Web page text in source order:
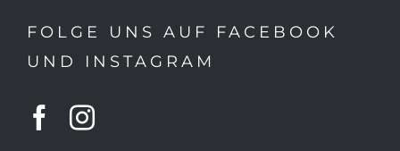
FOLGE UNS AUF FACEBOOK
UND INSTAGRAM